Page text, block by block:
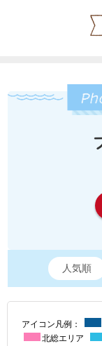
人気順
アイコン凡例：
北総エリア